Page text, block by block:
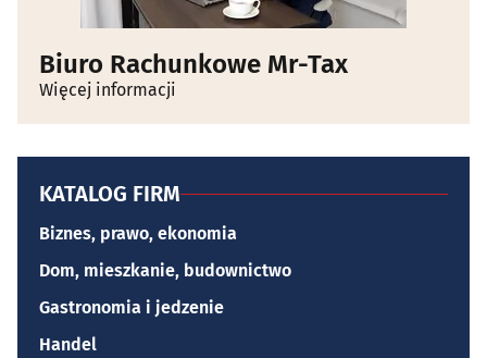
Biuro Rachunkowe Mr-Tax
Więcej informacji
KATALOG FIRM
Biznes, prawo, ekonomia
Dom, mieszkanie, budownictwo
Gastronomia i jedzenie
Handel